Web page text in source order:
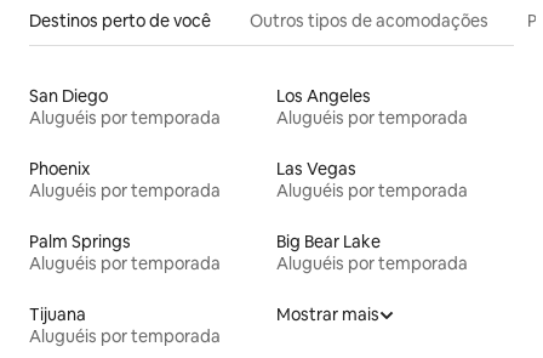
Destinos perto de você Outros tipos de acomodações
San Diego
Aluguéis por temporada
Los Angeles
Aluguéis por temporada
Phoenix
Aluguéis por temporada
Las Vegas
Aluguéis por temporada
Palm Springs
Aluguéis por temporada
Big Bear Lake
Aluguéis por temporada
Tijuana
Aluguéis por temporada
Mostrar mais